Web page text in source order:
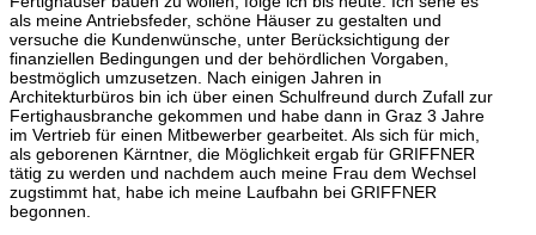
als meine Antriebsfeder, schöne Häuser zu gestalten und
versuche die Kundenwünsche, unter Berücksichtigung der
finanziellen Bedingungen und der behördlichen Vorgaben,
bestmöglich umzusetzen. Nach einigen Jahren in
Architekturbüros bin ich über einen Schulfreund durch Zufall zur
Fertighausbranche gekommen und habe dann in Graz 3 Jahre
im Vertrieb für einen Mitbewerber gearbeitet. Als sich für mich,
als geborenen Kärntner, die Möglichkeit ergab für GRIFFNER
tätig zu werden und nachdem auch meine Frau dem Wechsel
zugstimmt hat, habe ich meine Laufbahn bei GRIFFNER
begonnen.